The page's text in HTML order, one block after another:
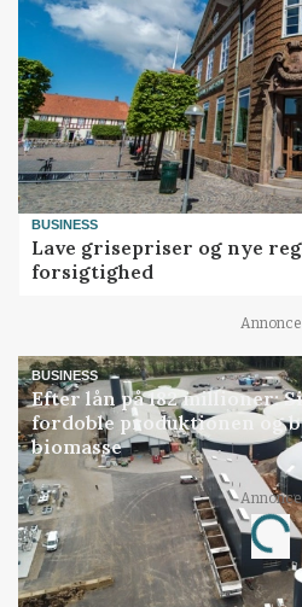
BUSINESS
Lave grisepriser og nye
forsigtighed
Annonce
BUSINESS
Efter lån på 182 millioner:
fordoble produktionen og
biomasse
Annonce